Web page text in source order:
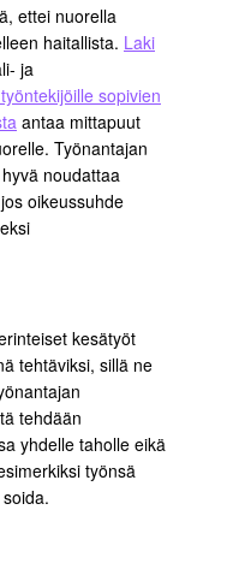
ettei nuorella
haitallista. Laki
ja
sopivien
antaa mittapuut
Työnantajan
noudattaa
oikeussuhde
kesätyöt
tehtäviksi, sillä ne
tehdään
yhdelle taholle eikä
työnsä